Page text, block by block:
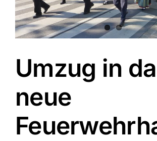
Umzug in
neue